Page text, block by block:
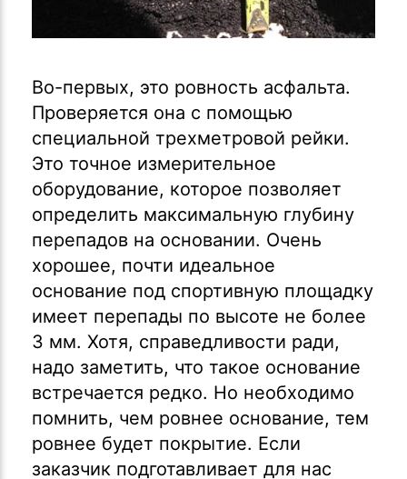
Во-первых, это ровность асфальта.
Проверяется она с помощью
специальной трехметровой рейки.
Это точное измерительное
оборудование, которое позволяет
определить максимальную глубину
перепадов на основании. Очень
хорошее, почти идеальное
основание под спортивную площадку
имеет перепады по высоте не более
3 мм. Хотя, справедливости ради,
надо заметить, что такое основание
встречается редко. Но необходимо
помнить, чем ровнее основание, тем
ровнее будет покрытие. Если
заказчик подготавливает для нас